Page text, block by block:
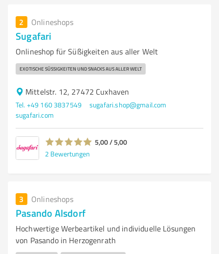
2 Onlineshops
Sugafari
Onlineshop für Süßigkeiten aus aller Welt
EXOTISCHE SÜSSIGKEITEN UND SNACKS AUS ALLER WELT
Mittelstr. 12, 27472 Cuxhaven
Tel. +49 160 3837549
sugafari.shop@gmail.com
sugafari.com
5,00 / 5,00
2 Bewertungen
3 Onlineshops
Pasando Alsdorf
Hochwertige Werbeartikel und individuelle Lösungen
von Pasando in Herzogenrath